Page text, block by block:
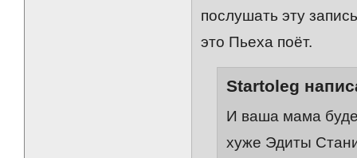
послушать эту
это Пьеха поёт.
Startoleg
И ваша мама
хуже Эдиты